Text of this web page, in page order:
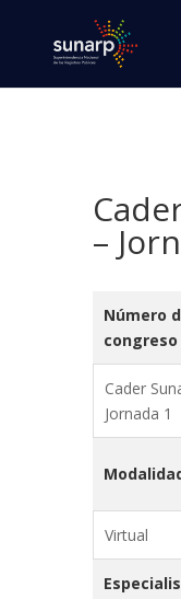
–
Número
congreso
Cader
Jornada 1
Virtual